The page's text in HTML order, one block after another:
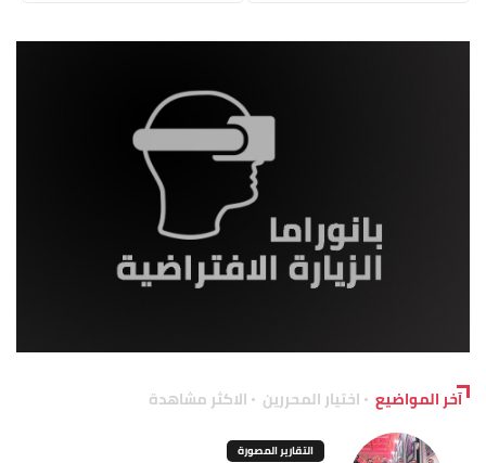
آخر المواضيع اختيار المحررين الاكثر مشاهدة
التقارير المصورة